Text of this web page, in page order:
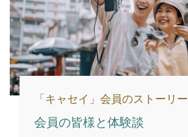
「キャセイ」会員のストーリー
会員の皆様と体験談